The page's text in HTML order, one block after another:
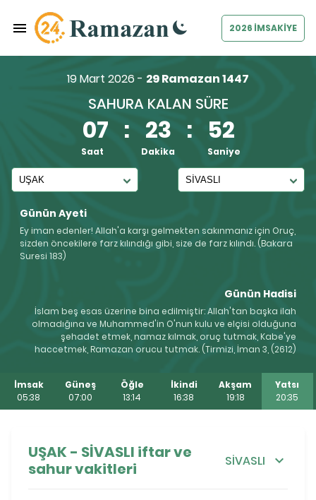
2026 İMSAKİYE
Günün Ayeti
Ey iman edenler! Allah'a karşı gelmekten sakınmanız için Oruç,
sizden öncekilere farz kılındığı gibi, size de farz kılındı. (Bakara
Suresi 183)
19 Mart 2026 - 29 Ramazan 1447
SAHURA KALAN SÜRE
07 : 23 : 51
Saat Dakika Saniye
Günün Hadisi
İslam beş esas üzerine bina edilmiştir: Allah'tan başka ilah
olmadığına ve Muhammed'in O'nun kulu ve elçisi olduğuna
şehadet etmek, namaz kılmak, oruç tutmak, Kabe'ye
haccetmek, Ramazan orucu tutmak. (Tirmizi, İman 3, (2612)
İmsak
05:38
Güneş
07:00
Öğle
13:14
İkindi
16:38
Akşam
19:18
Yatsı
20:35
UŞAK - SİVASLI iftar ve
sahur vakitleri
SİVASLI